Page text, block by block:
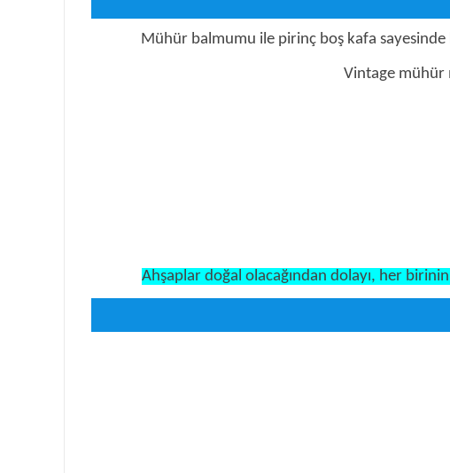
Mühür balmumu ile pirinç boş kafa
Vintage mühür
Ahşaplar doğal olacağından dolayı, her